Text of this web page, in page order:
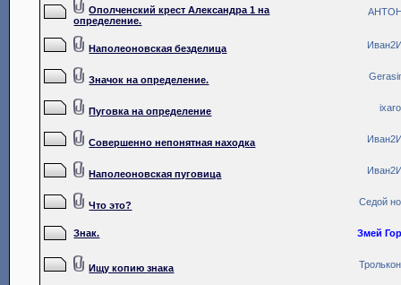
Ополченский крест Александра 1 на
определение.
Наполеоновская безделица
Значок на определение.
Пуговка на определение
Совершенно непонятная находка
Наполеоновская пуговица
Что это? Седой
Знак. Змей
Ищу копию знака